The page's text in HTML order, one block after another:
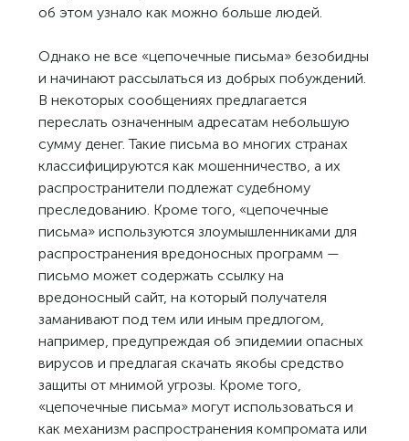
об этом узнало как можно больше людей.
Однако не все «цепочечные письма» безобидны
и начинают рассылаться из добрых побуждений.
В некоторых сообщениях предлагается
переслать означенным адресатам небольшую
сумму денег. Такие письма во многих странах
классифицируются как мошенничество, а их
распространители подлежат судебному
преследованию. Кроме того, «цепочечные
письма» используются злоумышленниками для
распространения вредоносных программ —
письмо может содержать ссылку на
вредоносный сайт, на который получателя
заманивают под тем или иным предлогом,
например, предупреждая об эпидемии опасных
вирусов и предлагая скачать якобы средство
защиты от мнимой угрозы. Кроме того,
«цепочечные письма» могут использоваться и
как механизм распространения компромата или